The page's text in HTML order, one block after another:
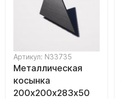
Артикул: N33735
Металлическая
косынка
200х200х283х50